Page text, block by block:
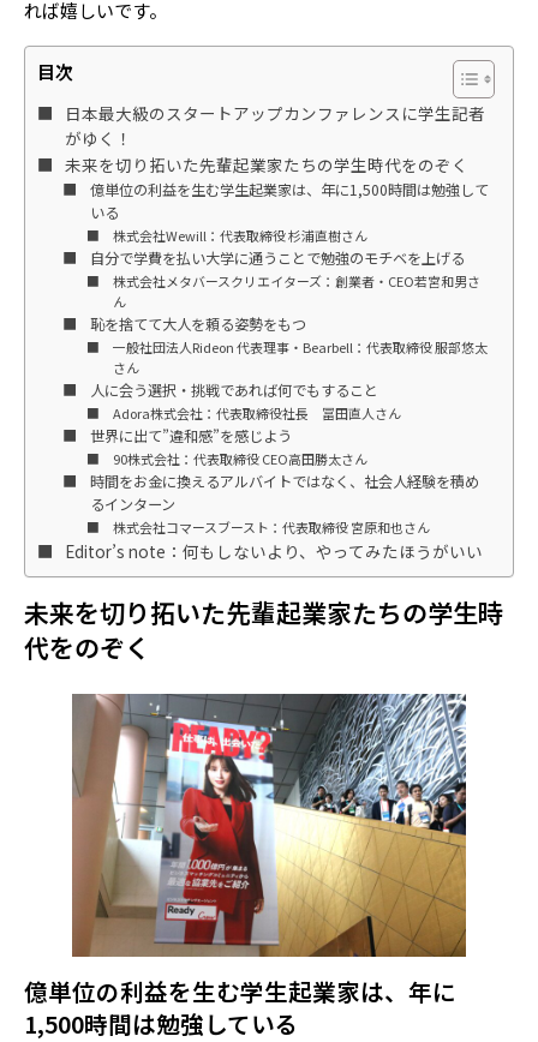
れば嬉しいです。
目次
日本最大級のスタートアップカンファレンスに学生記者
がゆく！
未来を切り拓いた先輩起業家たちの学生時代をのぞく
億単位の利益を生む学生起業家は、年に1,500時間は勉強して
いる
株式会社Wewill：代表取締役 杉浦直樹さん
自分で学費を払い大学に通うことで勉強のモチベを上げる
株式会社メタバースクリエイターズ：創業者・CEO若宮和男さ
ん
恥を捨てて大人を頼る姿勢をもつ
一般社団法人Rideon 代表理事・Bearbell：代表取締役 服部悠太
さん
人に会う選択・挑戦であれば何でもすること
Adora株式会社：代表取締役社長 冨田直人さん
世界に出て”違和感”を感じよう
90株式会社：代表取締役 CEO高田勝太さん
時間をお金に換えるアルバイトではなく、社会人経験を積め
るインターン
株式会社コマースブースト：代表取締役 宮原和也さん
Editor’s note：何もしないより、やってみたほうがいい
未来を切り拓いた先輩起業家たちの学生時
代をのぞく
億単位の利益を生む学生起業家は、年に
1,500時間は勉強している